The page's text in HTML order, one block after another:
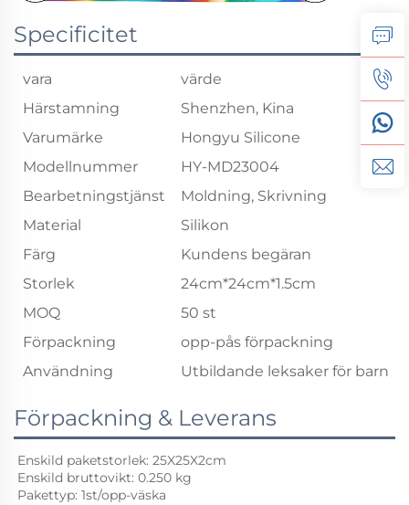
Specificitet
vara
värde
Härstamning
Shenzhen, Kina
Varumärke
Hongyu Silicone
Modellnummer
HY-MD23004
Bearbetningstjänst
Moldning, Skrivning
Material
Silikon
Färg
Kundens begäran
Storlek
24cm*24cm*1.5cm
MOQ
50 st
Förpackning
opp-pås förpackning
Användning
Utbildande leksaker för barn
Förpackning & Leverans
Enskild paketstorlek: 25X25X2cm
Enskild bruttovikt: 0.250 kg
Pakettyp: 1st/opp-väska